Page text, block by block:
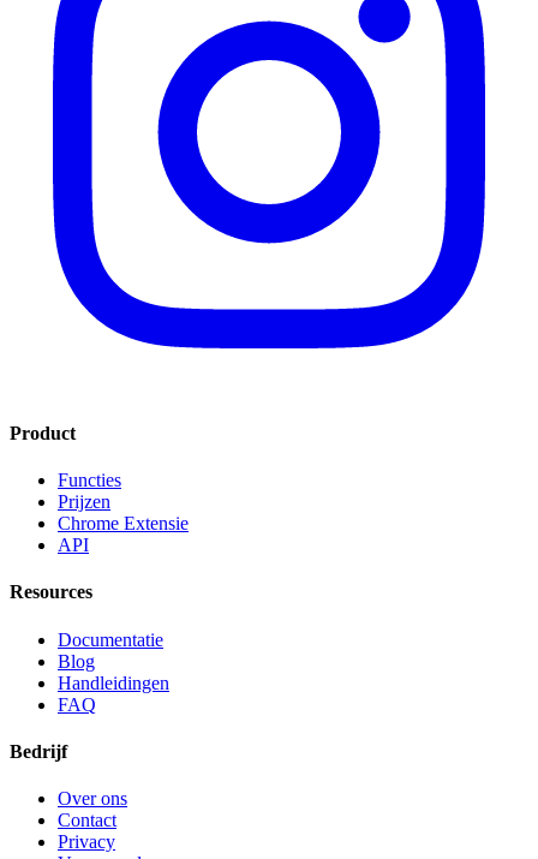
Product
Functies
Prijzen
Chrome Extensie
API
Resources
Documentatie
Blog
Handleidingen
FAQ
Bedrijf
Over ons
Contact
Privacy